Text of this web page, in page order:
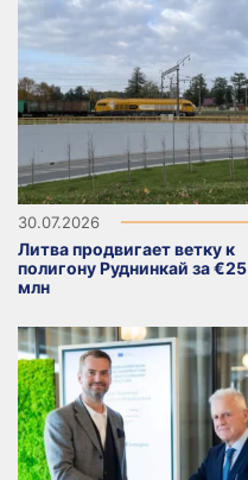
30.07.2026
Литва продвигает ветку к
полигону Руднинкай за €25
млн